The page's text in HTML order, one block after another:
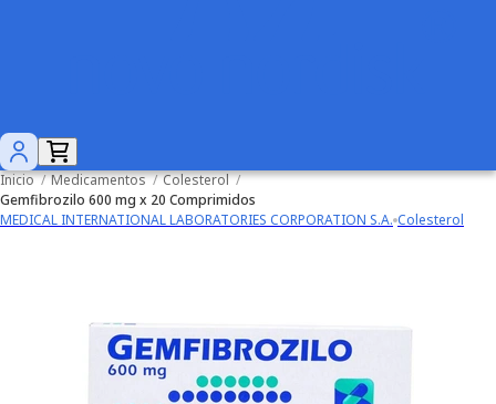
Inicio / Medicamentos / Colesterol /
Gemfibrozilo 600 mg x 20 Comprimidos
MEDICAL INTERNATIONAL LABORATORIES CORPORATION S.A. Colesterol